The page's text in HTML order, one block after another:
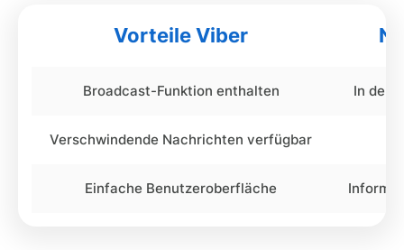
Vorteile Viber
Broadcast-Funktion enthalten In den
Verschwindende Nachrichten verfügbar
Einfache Benutzeroberfläche